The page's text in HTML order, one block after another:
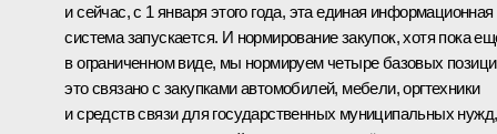
и сейчас, с 1 января этого года, эта единая информационная
система запускается. И нормирование закупок, хотя пока
в ограниченном виде, мы нормируем четыре базовых
это связано с закупками автомобилей, мебели, оргтехники
и средств связи для государственных муниципальных нужд,